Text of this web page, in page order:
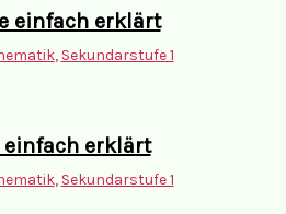
einfach erklärt
, Sekundarstufe 1
erklärt
, Sekundarstufe 1